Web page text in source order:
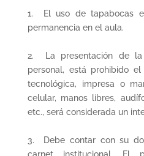
1. El uso de tapabocas
permanencia en el aula.
2. La presentación de
personal, está prohibido
tecnológica, impresa o
celular, manos libres,
etc., será considerada un
3. Debe contar con su